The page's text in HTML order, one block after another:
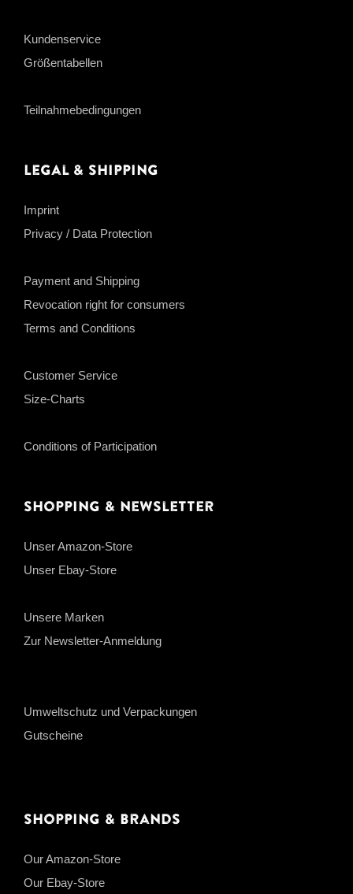
Kundenservice
Größentabellen
Teilnahmebedingungen
Legal & Shipping
Imprint
Privacy / Data Protection
Payment and Shipping
Revocation right for consumers
Terms and Conditions
Customer Service
Size-Charts
Conditions of Participation
Shopping & Newsletter
Unser Amazon-Store
Unser Ebay-Store
Unsere Marken
Zur Newsletter-Anmeldung
Umweltschutz und Verpackungen
Gutscheine
Shopping & Brands
Our Amazon-Store
Our Ebay-Store